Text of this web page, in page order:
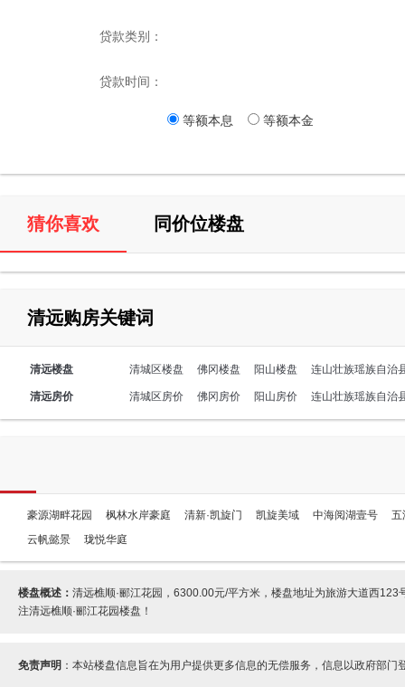
贷款类别：
贷款时间：
等额本息 等额本金
猜你喜欢 同价位楼盘
清远购房关键词
清远楼盘 清城区楼盘 佛冈楼盘 阳山楼盘 连山壮族瑶族自治
清远房价 清城区房价 佛冈房价 阳山房价 连山壮族瑶族自治
豪源湖畔花园 枫林水岸豪庭 清新·凯旋门 凯旋美域 中海阅湖壹号
五
云帆懿景
珑悦华庭
楼盘概述： 清远樵顺·郦江花园，6300.00元/平方米，楼盘地址为旅游大道西
注清远樵顺·郦江花园楼盘！
免责声明 ：本站楼盘信息旨在为用户提供更多信息的无偿服务，信息以政府部门